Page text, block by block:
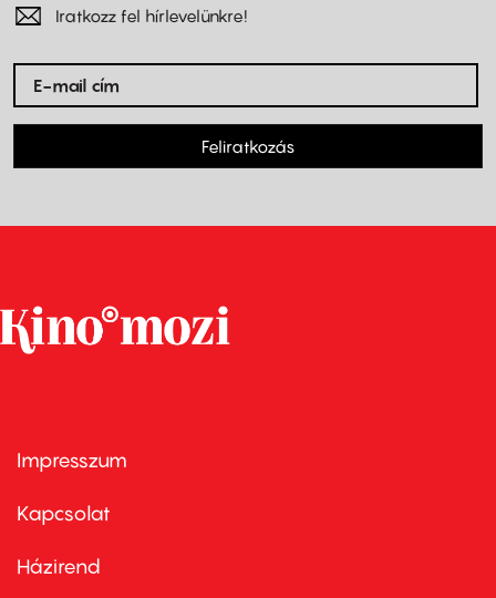
Iratkozz fel hírlevelünkre!
Feliratkozás
Footer
first
Impresszum
Kapcsolat
Footer
Házirend